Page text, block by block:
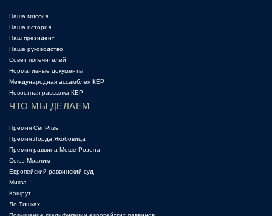
Наша миссия
Наша история
Наш президент
Наше руководство
Совет попечителей
Нормативные документы
Международная ассамблея КЕР
Новостная рассылка КЕР
ЧТО МЫ ДЕЛАЕМ
Премия Cer Prize
Премия Лорда Якобовица
Премия раввина Моше Розена
Союз Моалим
Европейский раввинский суд
Миква
Кашрут
Ло Тишках